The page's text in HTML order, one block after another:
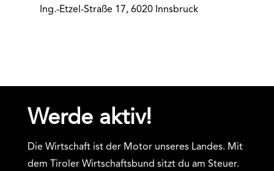
Ing.-Etzel-Straße 17, 6020 Innsbruck
Werde aktiv!
Die Wirtschaft ist der Motor unseres Landes. Mit
dem Tiroler Wirtschaftsbund sitzt du am Steuer.